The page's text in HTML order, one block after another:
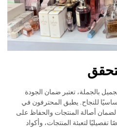
بالجملة، تعتبر ضمان الجودة
للنجاح. يطبق المحترفون في
أصالة المنتجات والحفاظ على
لتعبئة المنتجات، وأكواد